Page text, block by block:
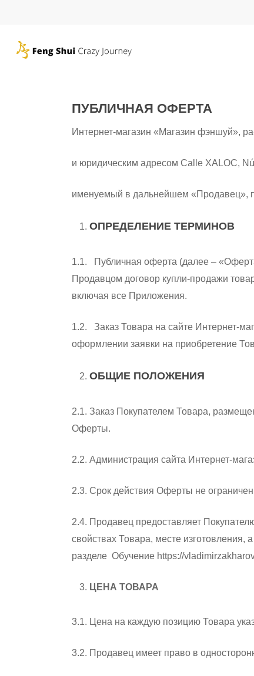
main
content
Hit enter to search or ESC to close
ПУБЛИЧНАЯ ОФЕРТА
Интернет-магазин «Магазин фэншуй»,
и юридическим адресом Calle XALOC,
именуемый в дальнейшем «Продавец»,
ОПРЕДЕЛЕНИЕ ТЕРМИНОВ
1.1. Публичная оферта (далее –
Продавцом договор купли-продажи
включая все Приложения.
1.2. Заказ Товара на сайте Интернет-
оформлении заявки на приобретение
ОБЩИЕ ПОЛОЖЕНИЯ
2.1. Заказ Покупателем Товара,
Оферты.
2.2. Администрация сайта Интернет-
2.3. Срок действия Оферты не
2.4. Продавец предоставляет
свойствах Товара, месте изготовления,
разделе Обучение https://
ЦЕНА ТОВАРА
3.1. Цена на каждую позицию Товара
3.2. Продавец имеет право в